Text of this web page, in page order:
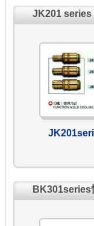
JK201 series
BK301series